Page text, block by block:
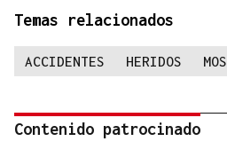
Temas relacionados
ACCIDENTES HERIDOS MOS
Contenido patrocinado